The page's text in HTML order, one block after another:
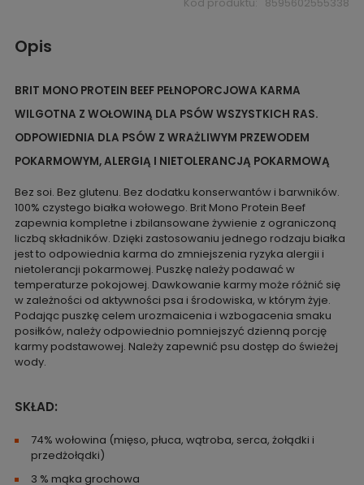
Opis
BRIT MONO PROTEIN BEEFPEŁNOPORCJOWA KARMA
WILGOTNA Z WOŁOWINĄ DLA PSÓW WSZYSTKICH RAS.
ODPOWIEDNIA DLA PSÓW Z WRAŻLIWYM PRZEWODEM
POKARMOWYM, ALERGIĄ I NIETOLERANCJĄ POKARMOWĄ
Bez soi. Bez glutenu. Bez dodatku konserwantów i barwników.
100% czystego białka wołowego. Brit Mono Protein Beef
zapewnia kompletne i zbilansowane żywienie z ograniczoną
liczbą składników. Dzięki zastosowaniu jednego rodzaju białka
jest to odpowiednia karma do zmniejszenia ryzyka alergii i
nietolerancji pokarmowej. Puszkę należy podawać w
temperaturze pokojowej. Dawkowanie karmy może różnić się
w zależności od aktywności psa i środowiska, w którym żyje.
Podając puszkę celem urozmaicenia i wzbogacenia smaku
posiłków, należy odpowiednio pomniejszyć dzienną porcję
karmy podstawowej. Należy zapewnić psu dostęp do świeżej
wody.
SKŁAD:
74% wołowina (mięso, płuca, wątroba, serca, żołądki i
przedżołądki)
3 % mąka grochowa